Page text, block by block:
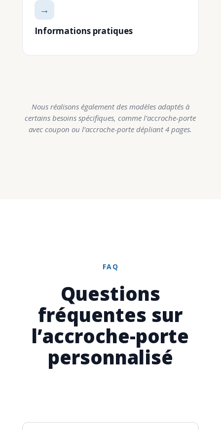
→
Informations pratiques
Nous réalisons également des modèles adaptés à
certains besoins spécifiques, comme l’accroche-porte
avec coupon ou l’accroche-porte dépliant 4 pages.
FAQ
Questions
fréquentes sur
l’accroche-porte
personnalisé